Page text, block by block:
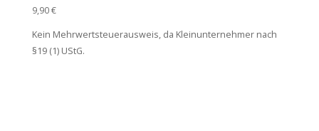
9,90€
Kein Mehrwertsteuerausweis, da Kleinunternehmer nach
§19 (1) UStG.